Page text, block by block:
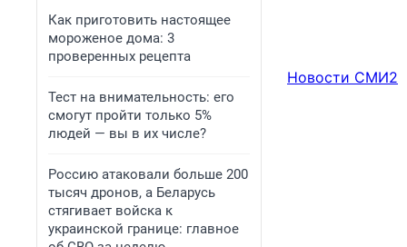
Как приготовить настоящее
мороженое дома: 3
проверенных рецепта
Тест на внимательность: его
смогут пройти только 5%
людей — вы в их числе?
Россию атаковали больше 200
тысяч дронов, а Беларусь
стягивает войска к
украинской границе: главное
Новости СМИ2